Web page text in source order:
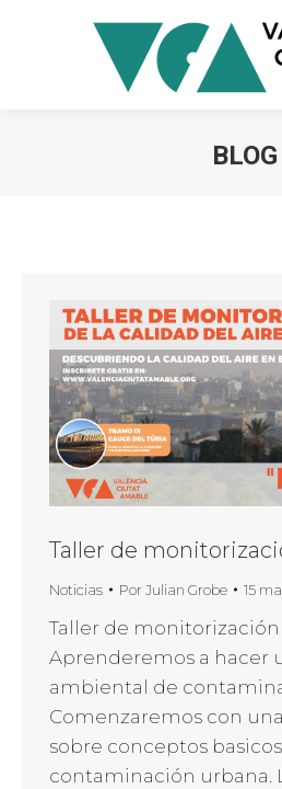
BLOG
Taller de
Noticias PorJulian Grobe 15
Taller de monitorización
Aprenderemos a hacer
ambiental de
Comenzaremos con
sobre conceptos
contaminación urbana.